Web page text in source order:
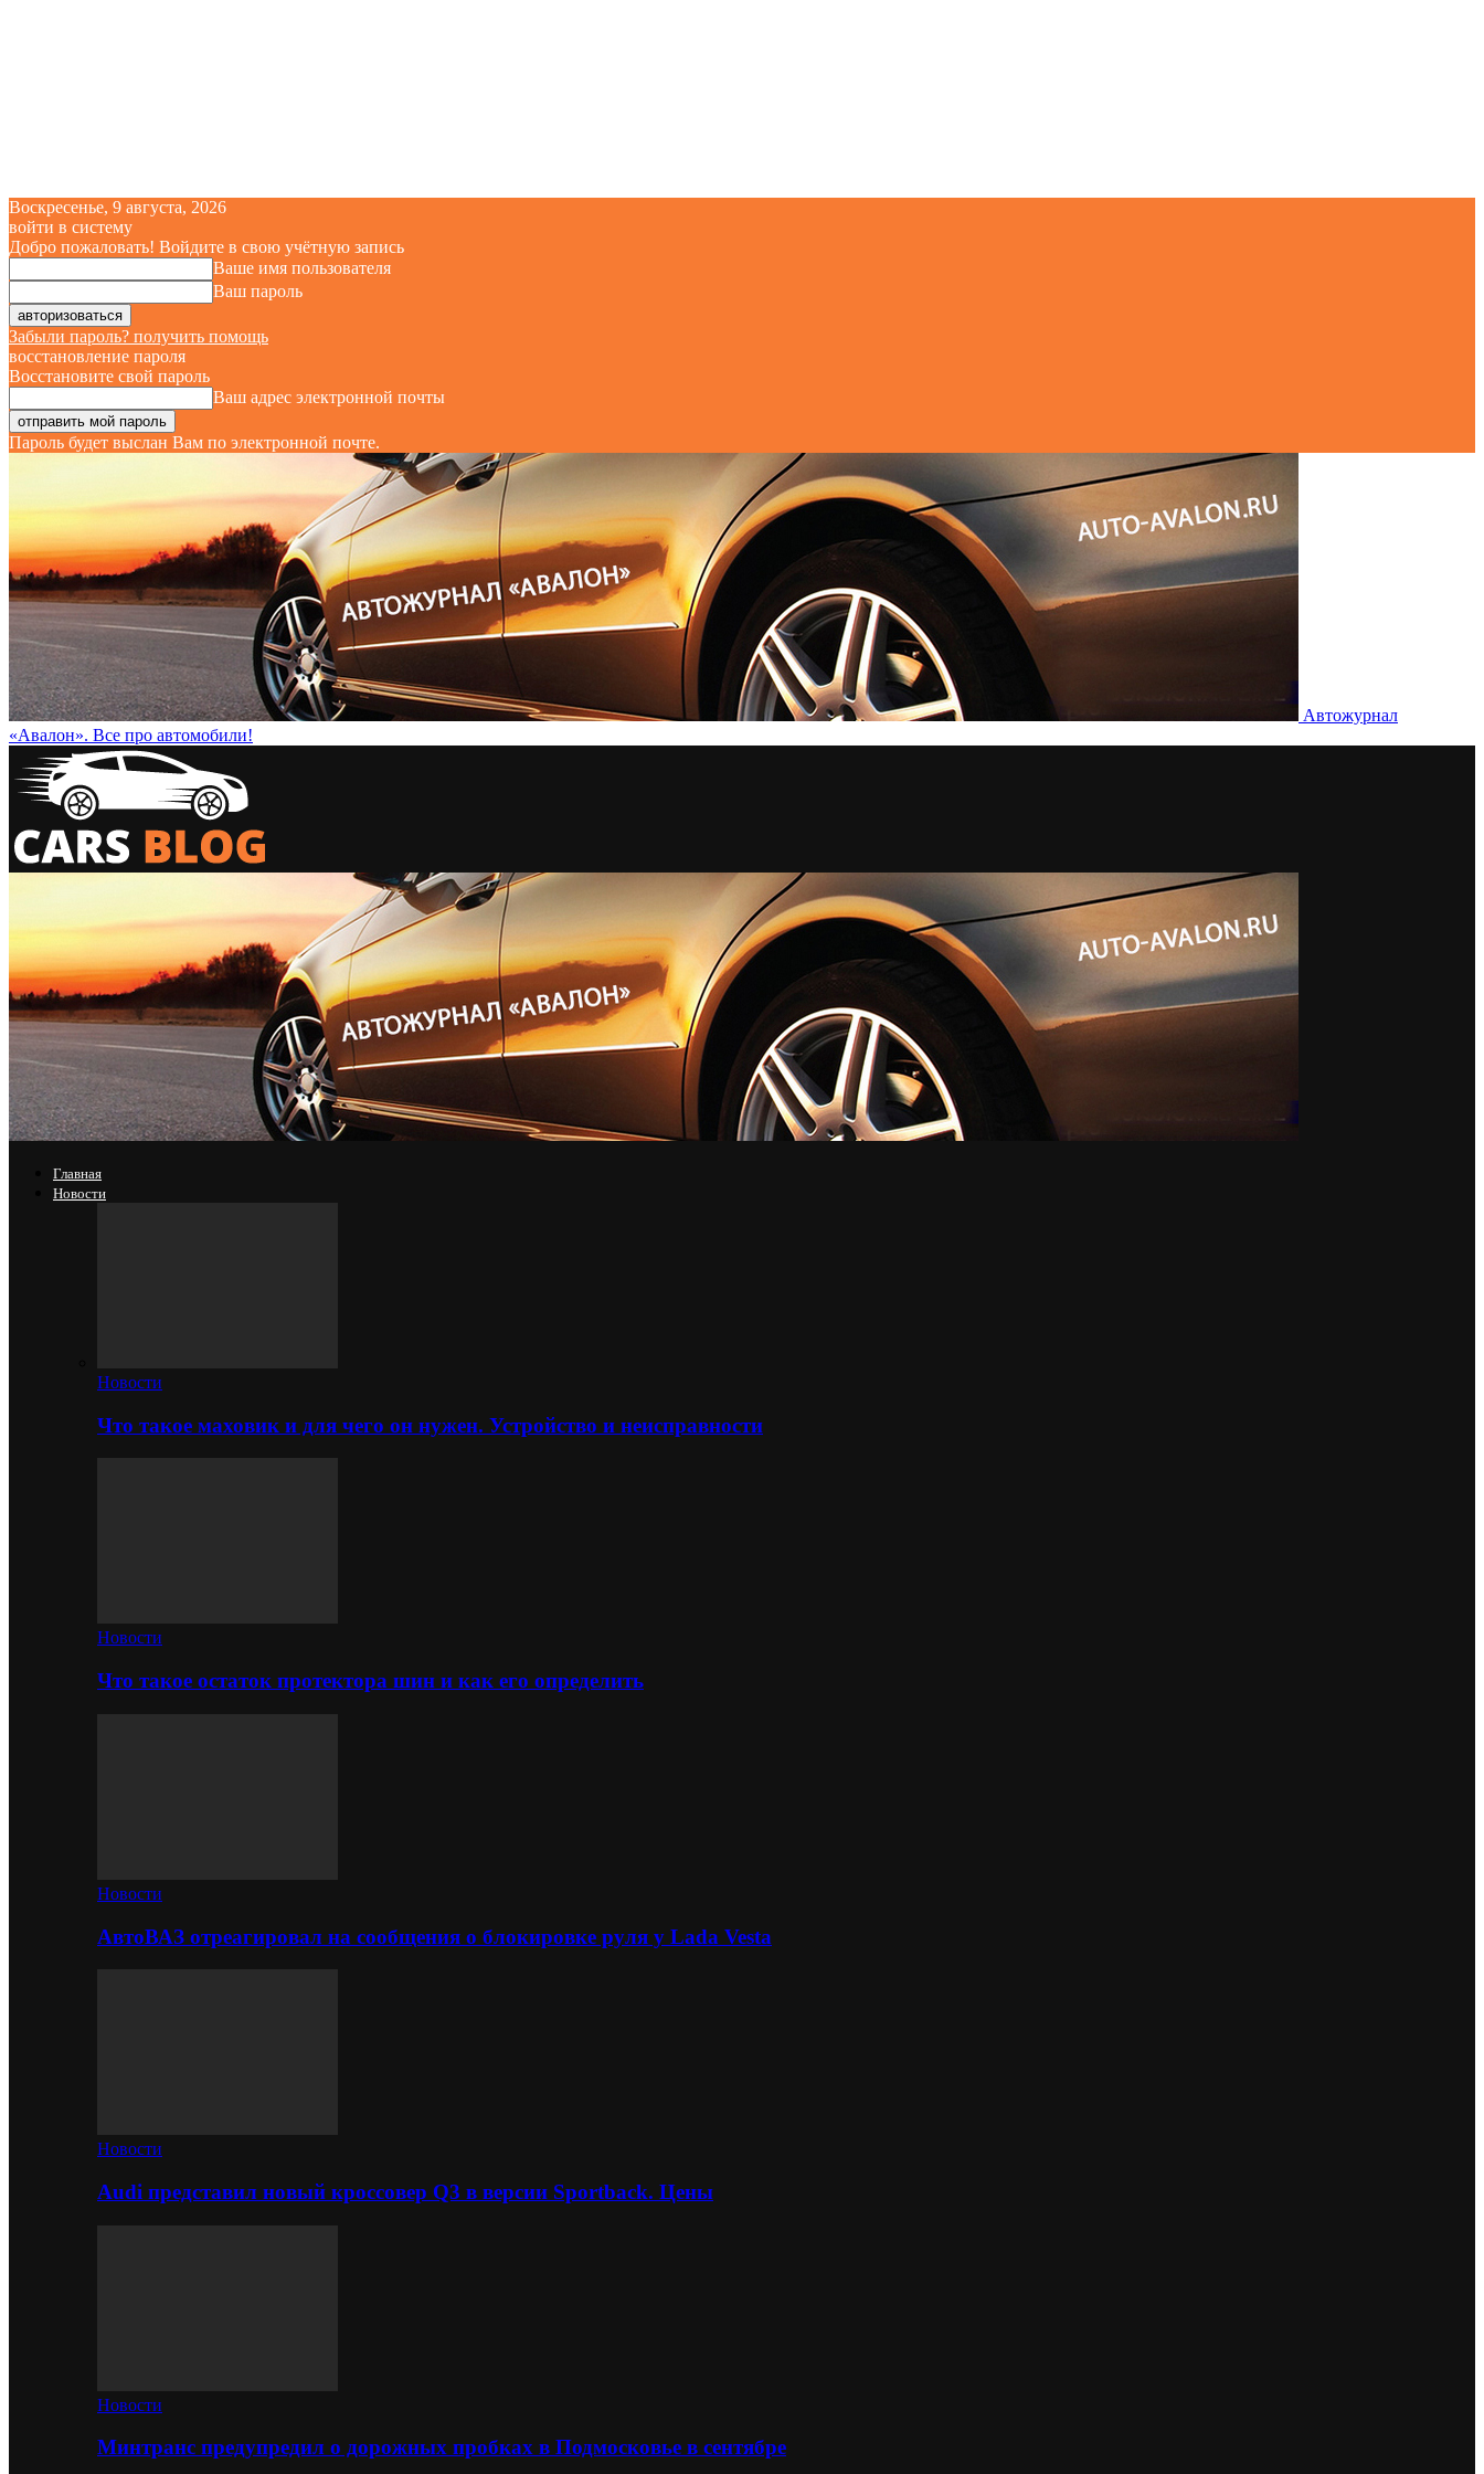
Воскресенье, 9 августа, 2026
войти в систему
Добро пожаловать! Войдите в свою учётную запись
Ваше имя пользователя
Ваш пароль
Забыли пароль? получить помощь
восстановление пароля
Восстановите свой пароль
Ваш адрес электронной почты
Пароль будет выслан Вам по электронной почте.
Автожурнал
«Авалон». Все про автомобили!
Главная
Новости
Новости
Что такое маховик и для чего он нужен. Устройство и неисправности
Новости
Что такое остаток протектора шин и как его определить
Новости
АвтоВАЗ отреагировал на сообщения о блокировке руля у Lada Vesta
Новости
Audi представил новый кроссовер Q3 в версии Sportback. Цены
Новости
Минтранс предупредил о дорожных пробках в Подмосковье в сентябре